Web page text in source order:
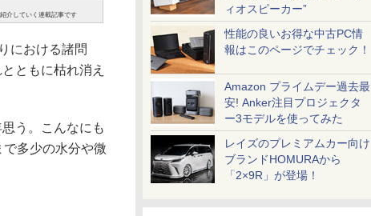
ィオスピーカー”
性能の良いお得な中古PC情
報はこのページでチェック！
Amazon プライムデー過去最
安! Anker注目プロジェクタ
ー3モデルを使ってみた
レイズのプレミアムカー向け
ブランドHOMURAから
「2×9R」が登場！
介していく連載記事です
における諸問
ともに枯れ消え
う。こんなにも
多少の水分や微